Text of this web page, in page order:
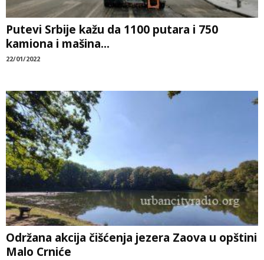
Putevi Srbije kažu da 1100 putara i 750
kamiona i mašina...
22/01/2022
Održana akcija čišćenja jezera Zaova u opštini
Malo Crniće